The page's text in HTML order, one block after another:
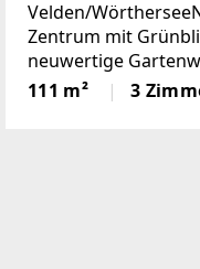
Velden/
Zentrum mit
neuwertige
Wohnen mit einer
im Herzen von
111 m² 3